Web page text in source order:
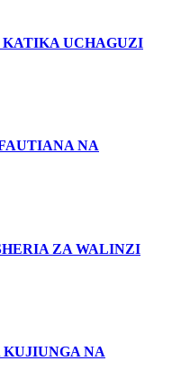
UCHAGUZI
NA
ZA WALINZI
NA